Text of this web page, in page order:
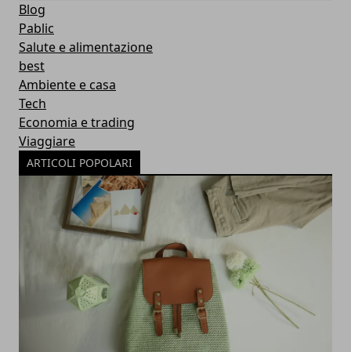
Blog
Pablic
Salute e alimentazione
best
Ambiente e casa
Tech
Economia e trading
Viaggiare
ARTICOLI POPOLARI